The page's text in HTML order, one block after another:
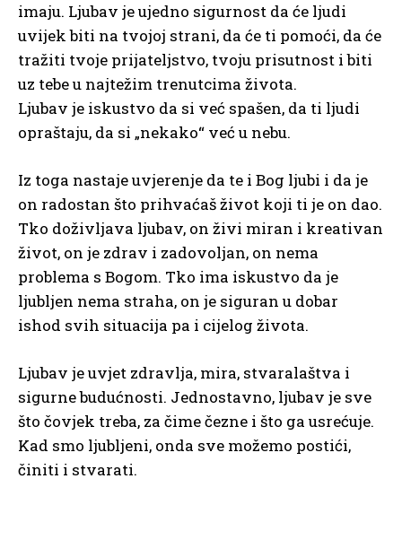
imaju. Ljubav je ujedno sigurnost da će ljudi
uvijek biti na tvojoj strani, da će ti pomoći, da će
tražiti tvoje prijateljstvo, tvoju prisutnost i biti
uz tebe u najtežim trenutcima života.
Ljubav je iskustvo da si već spašen, da ti ljudi
opraštaju, da si „nekako“ već u nebu.
Iz toga nastaje uvjerenje da te i Bog ljubi i da je
on radostan što prihvaćaš život koji ti je on dao.
Tko doživljava ljubav, on živi miran i kreativan
život, on je zdrav i zadovoljan, on nema
problema s Bogom. Tko ima iskustvo da je
ljubljen nema straha, on je siguran u dobar
ishod svih situacija pa i cijelog života.
Ljubav je uvjet zdravlja, mira, stvaralaštva i
sigurne budućnosti. Jednostavno, ljubav je sve
što čovjek treba, za čime čezne i što ga usrećuje.
Kad smo ljubljeni, onda sve možemo postići,
činiti i stvarati.